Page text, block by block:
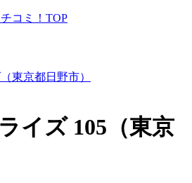
コミ！TOP
東京都日野市）
イズ 105（東京